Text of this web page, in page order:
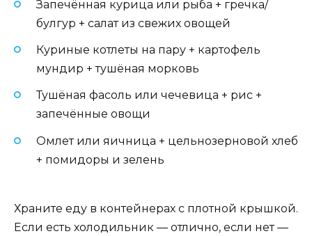
Запечённая курица или рыба + гречка/
булгур + салат из свежих овощей
Куриные котлеты на пару + картофель
мундир + тушёная морковь
Тушёная фасоль или чечевица + рис +
запечённые овощи
Омлет или яичница + цельнозерновой хлеб
+ помидоры и зелень
Храните еду в контейнерах с плотной крышкой.
Если есть холодильник — отлично, если нет —